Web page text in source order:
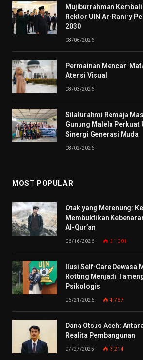
Mujiburrahman
Rektor UIN Ar-Raniry
2030
08/06/2026
Permainan Mencari
Atensi Visual
08/03/2026
Silaturahmi Remaja
Gunung Malela Perkuat
Sinergi Generasi Muda
08/02/2026
MOST POPULAR
Otak yang Merenung:
Membuktikan
Al-Qur’an
06/16/2026 21,001
Ilusi Self-Care Dewasa
Rotting Menjadi
Psikologis
06/21/2026 4,767
Dana Otsus Aceh:
Realita Pembangunan
07/27/2025 3,214